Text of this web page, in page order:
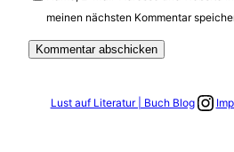
meinen nächsten Kommentar
Lust auf Literatur | Buch BlogLink zum